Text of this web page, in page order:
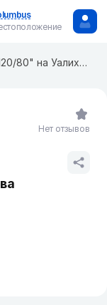
Аптека "120/80" на Уалиханова
Нет отзывов